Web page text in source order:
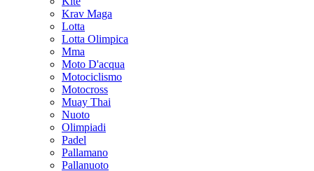
Krav Maga
Lotta
Lotta Olimpica
Mma
Moto D'acqua
Motociclismo
Motocross
Muay Thai
Nuoto
Olimpiadi
Padel
Pallamano
Pallanuoto